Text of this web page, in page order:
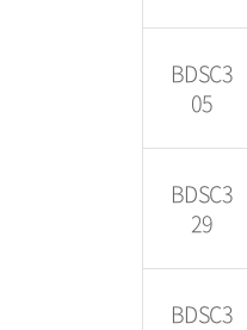
BDSC3
05
BDSC3
29
BDSC3